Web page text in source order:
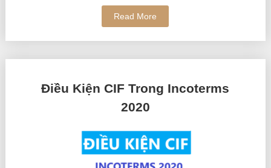
Read More
Điều Kiện CIF Trong Incoterms
2020